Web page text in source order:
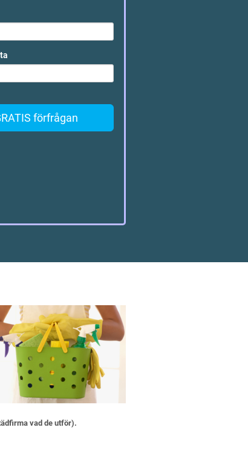
förfrågan
vad de utför).